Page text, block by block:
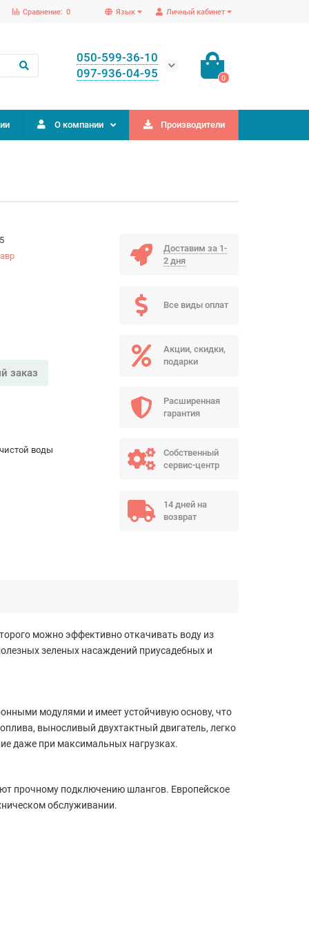
Личный кабинет
Язык
Сравнение: 0
050-599-36-10
097-936-04-95
0
О компании Производители
заказ
воды
Доставим за 1-
2 дня
Все виды оплат
Акции, скидки,
подарки
Расширенная
гарантия
Собственный
сервис-центр
14 дней на
возврат
можно эффективно откачивать воду из
зеленых насаждений приусадебных и
модулями и имеет устойчивую основу, что
выносливый двухтактный двигатель, легко
даже при максимальных нагрузках.
прочному подключению шлангов. Европейское
обслуживании.